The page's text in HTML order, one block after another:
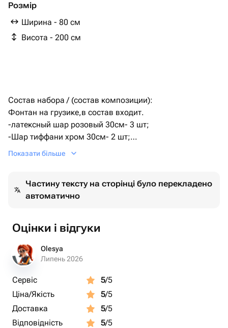
Розмір
Ширина - 80 см
Висота - 200 см
Состав набора / (состав композиции):
Фонтан на грузике,в состав входит.
-латексный шар розовый 30см- 3 шт;
-Шар тиффани хром 30см- 2 шт;
-шар серебро хром 30см- 2 шт;
Hi-Float для долгого полёта.
Доставляем в транспортировочном пакете.
Сроки полёта шаров:
- Фольгированные шары - 72 часа
- Полёт латексного шарика 30-35см - 48 часов
- Полёт латексного шара с конфетти - 24 часа
Показати більше
Частину тексту на сторінці було перекладено
автоматично
Оцінки і відгуки
Olesya
Липень 2026
Сервіс 5/5
Ціна/Якість
5/5
Доставка
5/5
Відповідність
5/5